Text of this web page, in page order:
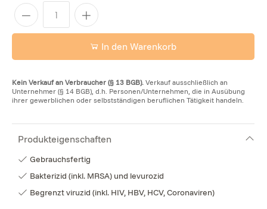
In den Warenkorb
Kein Verkauf an Verbraucher (§ 13 BGB). Verkauf ausschließlich an
Unternehmer (§ 14 BGB), d.h. Personen/Unternehmen, die in Ausübung
ihrer gewerblichen oder selbstständigen beruflichen Tätigkeit handeln.
Produkteigenschaften
Gebrauchsfertig
Bakterizid (inkl. MRSA) und levurozid
Begrenzt viruzid (inkl. HIV, HBV, HCV, Coronaviren)